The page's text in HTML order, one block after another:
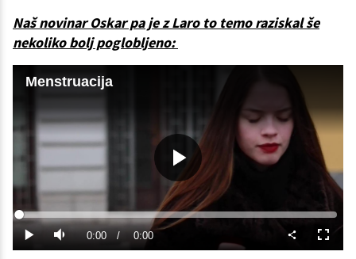
Naš novinar Oskar pa je z Laro to temo raziskal še
nekoliko bolj poglobljeno:
Menstruacija
Predvajaj
PredvajajTiho Current
0:00 / Duration
0:00
Loaded:
način